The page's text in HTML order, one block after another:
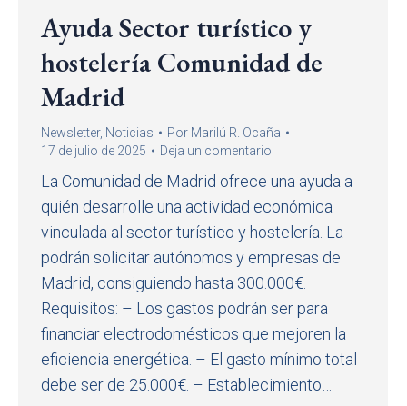
Ayuda Sector turístico y
hostelería Comunidad de
Madrid
Newsletter, Noticias Por Marilú R. Ocaña
17 de julio de 2025
Deja un comentario
La Comunidad de Madrid ofrece una ayuda a
quién desarrolle una actividad económica
vinculada al sector turístico y hostelería. La
podrán solicitar autónomos y empresas de
Madrid, consiguiendo hasta 300.000€.
Requisitos: – Los gastos podrán ser para
financiar electrodomésticos que mejoren la
eficiencia energética. – El gasto mínimo total
debe ser de 25.000€. – Establecimiento…